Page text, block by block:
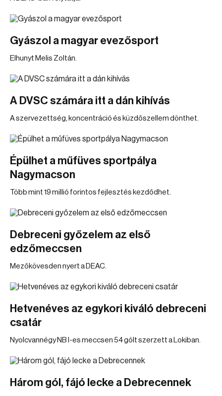
Gyászol a magyar evezősport
Elhunyt Melis Zoltán.
A DVSC számára itt a dán kihívás
A szervezettség, koncentráció és küzdőszellem dönthet.
Épülhet a műfüves sportpálya
Nagymacson
Több mint 19 millió forintos fejlesztés kezdődhet.
Debreceni győzelem az első
edzőmeccsen
Mezőkövesden nyert a DEAC.
Hetvenéves az egykori kiváló debreceni
csatár
Nyolcvannégy NB I-es meccsen 54 gólt szerzett a Lokiban.
Három gól, fájó lecke a Debrecennek